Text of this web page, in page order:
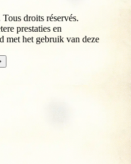
droits réservés.
prestaties en
met het gebruik van deze